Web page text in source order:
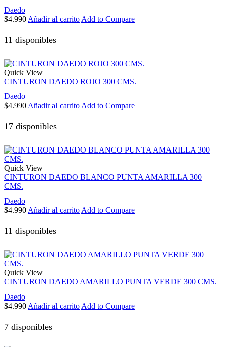
Daedo
$4.990 Añadir al carrito Add to Compare
11 disponibles
Quick View
CINTURON DAEDO ROJO 300 CMS.
Daedo
$4.990 Añadir al carrito Add to Compare
17 disponibles
Quick View
CINTURON DAEDO BLANCO PUNTA AMARILLA 300
CMS.
Daedo
$4.990 Añadir al carrito Add to Compare
11 disponibles
Quick View
CINTURON DAEDO AMARILLO PUNTA VERDE 300 CMS.
Daedo
$4.990 Añadir al carrito Add to Compare
7 disponibles